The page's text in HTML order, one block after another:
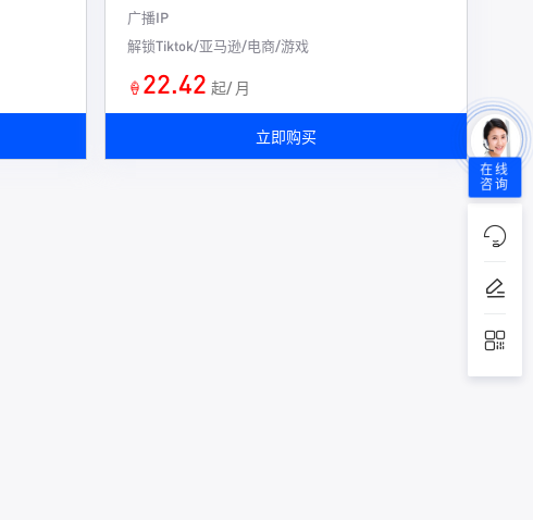
广播IP
解锁Tiktok/亚马逊/电商/游戏
🍦 22.42 起/ 月
立即购买
在线
咨询